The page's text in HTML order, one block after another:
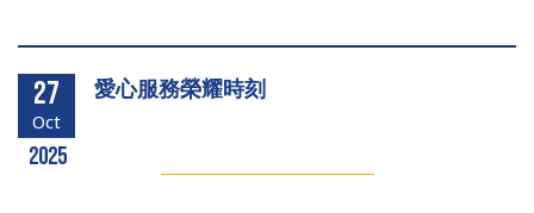
27
Oct
2025
愛心服務榮耀時刻